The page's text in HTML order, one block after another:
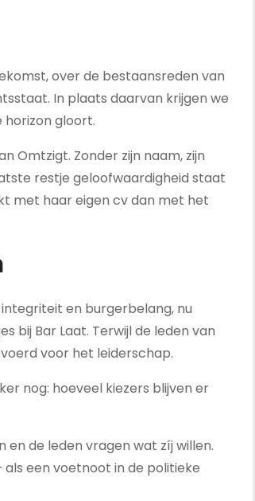
over de bestaansreden van
In plaats daarvan krijgen we
horizon gloort.
Omtzigt. Zonder zijn naam, zijn
restje geloofwaardigheid staat
met haar eigen cv dan met het
en burgerbelang, nu
bij Bar Laat. Terwijl de leden van
voor het leiderschap.
nog: hoeveel kiezers blijven er
de leden vragen wat zíj willen.
als een voetnoot in de politieke